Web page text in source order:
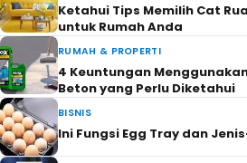
Ketahui Tips Memilih Cat
untuk Rumah Anda
RUMAH & PROPERTI
4 Keuntungan
Beton yang Perlu Diketahui
BISNIS
Ini Fungsi Egg Tray dan